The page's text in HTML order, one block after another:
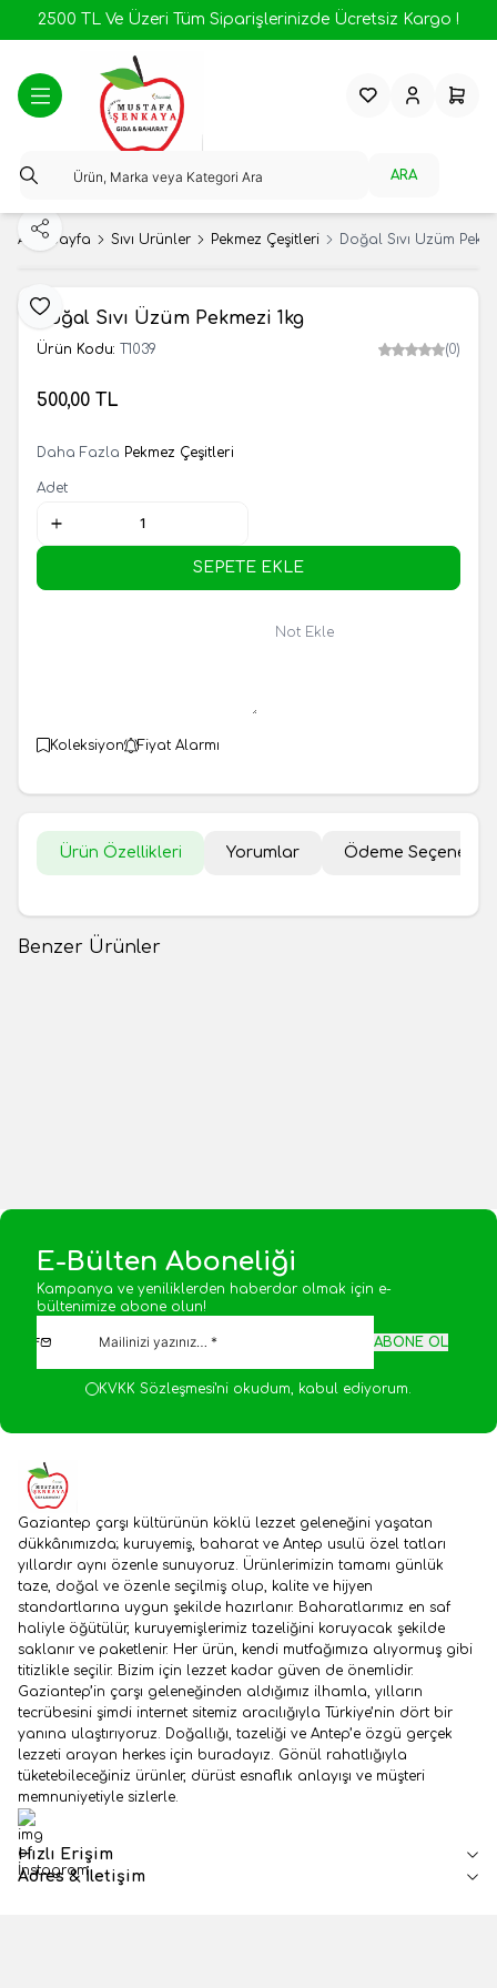
2500 TL Ve Üzeri Tüm Siparişlerinizde Ücretsiz Kargo !
ARA
FavorilerimHesabım
Ana Sayfa Sıvı Ürünler Pekmez Çeşitleri Doğal Sıvı Üzüm
Favoriye Ekle
Paylaş
Doğal Sıvı Üzüm Pekmezi 1kg
Ürün Kodu: T1039 (0)
500,00 TL
Daha Fazla Pekmez Çeşitleri
Adet
SEPETE EKLE
Not Ekle
Koleksiyon Fiyat Alarmı
Ürün Özellikleri Yorumlar Ödeme
Benzer Ürünler
E-Bülten Aboneliği
Kampanya ve yeniliklerden haberdar olmak için e-
bültenimize abone olun!
ABONE OL
KVKK Sözleşmesi'niokudum, kabul ediyorum.
Gaziantep çarşı kültürünün köklü lezzet geleneğini yaşatan
dükkânımızda; kuruyemiş, baharat ve Antep usulü özel tatları
yıllardır aynı özenle sunuyoruz. Ürünlerimizin tamamı günlük
taze, doğal ve özenle seçilmiş olup, kalite ve hijyen
standartlarına uygun şekilde hazırlanır. Baharatlarımız en saf
haliyle öğütülür, kuruyemişlerimiz tazeliğini koruyacak şekilde
saklanır ve paketlenir. Her ürün, kendi mutfağımıza alıyormuş gibi
titizlikle seçilir. Bizim için lezzet kadar güven de önemlidir.
Gaziantep’in çarşı geleneğinden aldığımız ilhamla, yılların
tecrübesini şimdi internet sitemiz aracılığıyla Türkiye’nin dört bir
yanına ulaştırıyoruz. Doğallığı, tazeliği ve Antep’e özgü gerçek
lezzeti arayan herkes için buradayız. Gönül rahatlığıyla
tüketebileceğiniz ürünler, dürüst esnaflık anlayışı ve müşteri
memnuniyetiyle sizlerle.
İnstagram
Hızlı Erişim
Adres & İletişim